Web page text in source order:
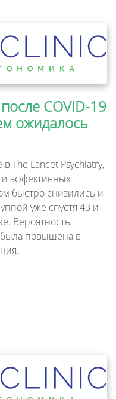
COVID-19
ожидалось
The Lancet Psychiatry,
и аффективных
быстро снизились и
уже спустя 43 и
Вероятность
была повышена в